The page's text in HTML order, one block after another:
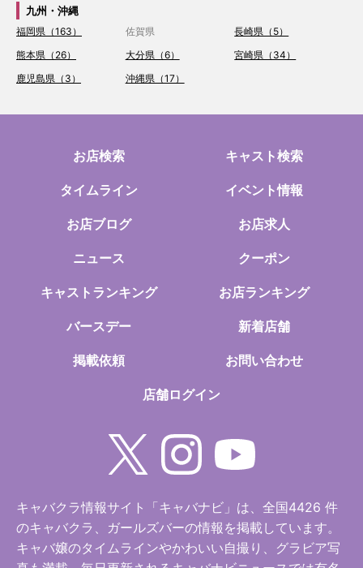
九州・沖縄
福岡県（163） 佐賀県
長崎県（5）
熊本県（26）
大分県（6）
宮崎県（34）
鹿児島県（3）
沖縄県（17）
お店検索 キャスト検索
タイムライン イベント情報
お店ブログ お店求人
ニュース クーポン
キャストランキング お店ランキング
バースデー 新着店舗
掲載依頼 お問い合わせ
店舗ログイン
キャバクラ情報サイト「キャバナビ」は、全国4426 件
のキャバクラ、ガールズバーの情報を掲載しています。
キャバ嬢のタイムラインやかわいい自撮り、グラビア写